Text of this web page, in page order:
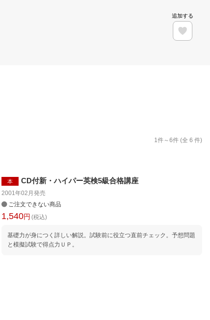
追加する
1 件～6件 (全 6 件)
本 CD付新・ハイパー英検5級合格講座
2001年02月発売
ご注文できない商品
1,540円 (税込)
基礎力が身につく詳しい解説。試験前に役立つ直前チェック。予想問題
と模擬試験で得点力ＵＰ。